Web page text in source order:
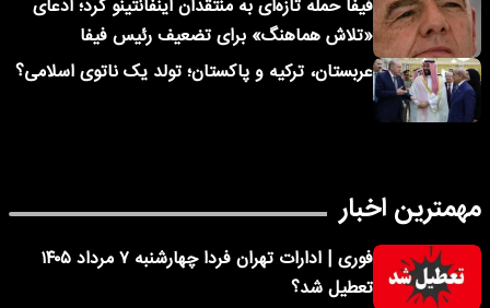
فیفا حمله تازه‌ای به منتقدان اینفانتینو کرد؛ ادعای
«تلاش هماهنگ» برای تضعیف رئیس فیفا
عربستان، ترکیه و پاکستان؛ تولد یک ناتوی اسلامی؟
مهمترین اخبار
فوری | ادارات تهران فردا چهارشنبه ۷ مرداد ۱۴۰۵
تعطیل شد؟